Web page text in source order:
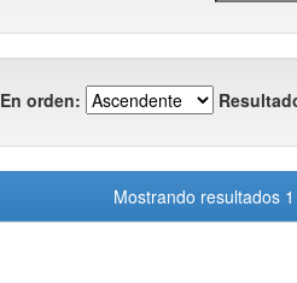
En orden:
Mostrando resultados